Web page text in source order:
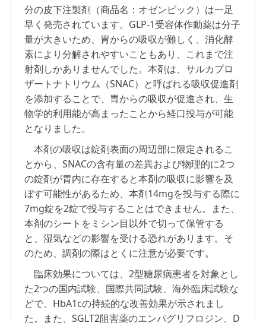
分の皮下注製剤（商品名：オゼンピック）は一足
早く発売されています。GLP-1受容体作動薬は分子
量が大きいため、胃からの吸収が難しく、消化酵
素により分解されやすいこともあり、これまで注
射剤しかありませんでした。本剤は、サルカプロ
ザートナトリウム（SNAC）と呼ばれる吸収促進剤
を添加することで、胃からの吸収が促進され、生
物学的利用能が高まったことから経口投与が可能
となりました。
本剤の吸収は錠剤表面の周辺部に限定されるこ
とから、SNACの含有量の差異および物理的に2つ
の錠剤が胃内に存在すると本剤の吸収に影響を及
ぼす可能性があるため、本剤14mgを投与する際に
7mg錠を2錠で投与することはできません。また、
本剤のシートをミシン目以外で切って保管する
と、湿気などの影響を受ける恐れがあります。そ
のため、調剤の際はとくに注意が必要です。
臨床効果については、2型糖尿病患者を対象とし
た2つの国内試験、国際共同試験、海外臨床試験な
どで、HbA1cの持続的な改善効果が示されまし
た。また、SGLT2阻害薬のエンパグリフロジン、D